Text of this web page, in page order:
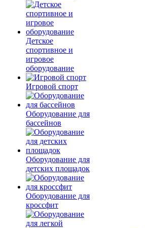
Детское
спортивное и
игровое
оборудование
Игровой спорт
Оборудование для
бассейнов
Оборудование для
детских площадок
Оборудование для
кроссфит